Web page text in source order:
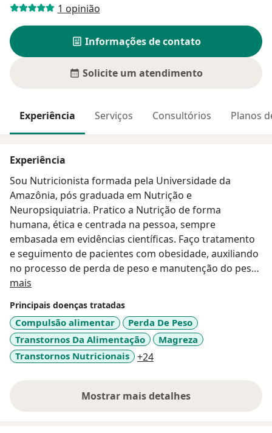
1 opinião
Informações de contato
Solicite um atendimento
Experiência Serviços Consultórios Planos
Experiência
Sou Nutricionista formada pela Universidade da
Amazônia, pós graduada em Nutrição e
Neuropsiquiatria. Pratico a Nutrição de forma
humana, ética e centrada na pessoa, sempre
embasada em evidências científicas. Faço tratamento
e seguimento de pacientes com obesidade, auxiliando
no processo de perda de peso e manutenção do peso
perdido, bem como trabalho com atletas e
performance. Também atuo no tratamento de
quadros de diabetes, hipertensão, dislipidemias,
hepáticos, tireoide, depressão, ansiedade, transtornos
alimentares e quadros psiquiátricos diversos. Foco
para promover uma melhor qualidade de vida e
mais
Principais doenças tratadas
Compulsão alimentar
Perda De Peso
Transtornos Da Alimentação
Magreza
Transtornos Nutricionais
+24a11y_sr_more_diseases
Mostrar mais detalhes
sobre a experiência